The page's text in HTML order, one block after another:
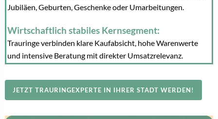
Jubiläen, Geburten, Geschenke oder Umarbeitungen.
Wirtschaftlich stabiles Kernsegment:
Trauringe verbinden klare Kaufabsicht, hohe Warenwerte
und intensive Beratung mit direkter Umsatzrelevanz.
JETZT TRAURINGEXPERTE IN IHRER STADT WERDEN!